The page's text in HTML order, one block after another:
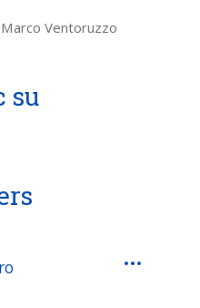
Ventoruzzo
su